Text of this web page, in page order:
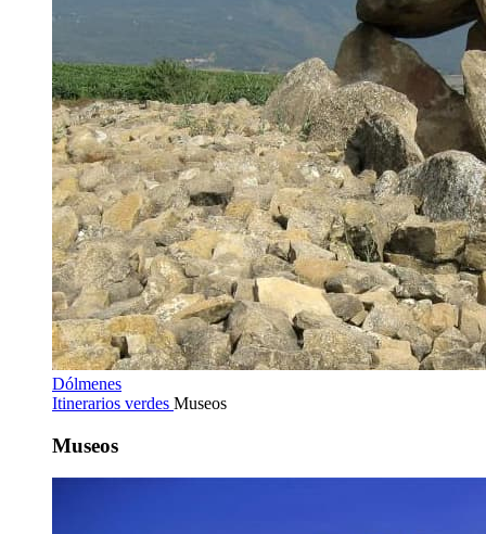
Dólmenes
Itinerarios verdes Museos
Museos